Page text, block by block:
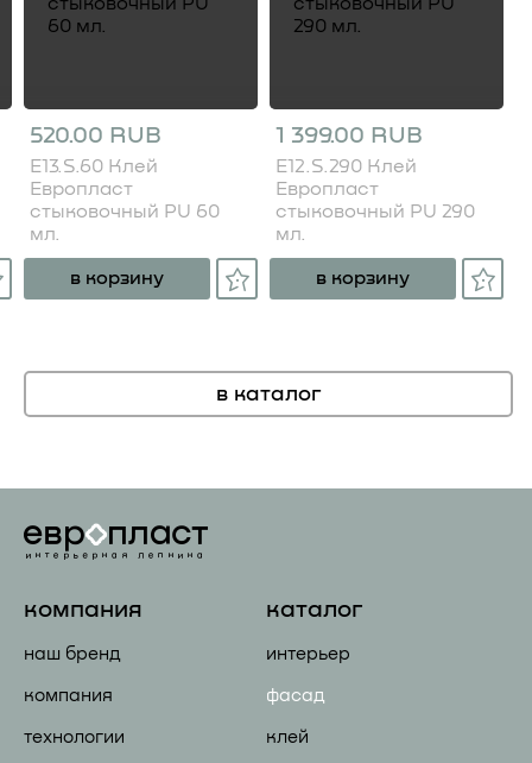
520.00 RUB
E13.S.60 Клей
Европласт
стыковочный PU 60
мл.
в корзину
1 399.00 RUB
E12.S.290 Клей
Европласт
стыковочный PU 290
мл.
в корзину
в каталог
компания
наш бренд
компания
технологии
каталог
интерьер
фасад
клей